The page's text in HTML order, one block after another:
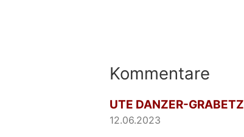
Kommentare
UTE DANZER-GRABETZ
12.06.2023